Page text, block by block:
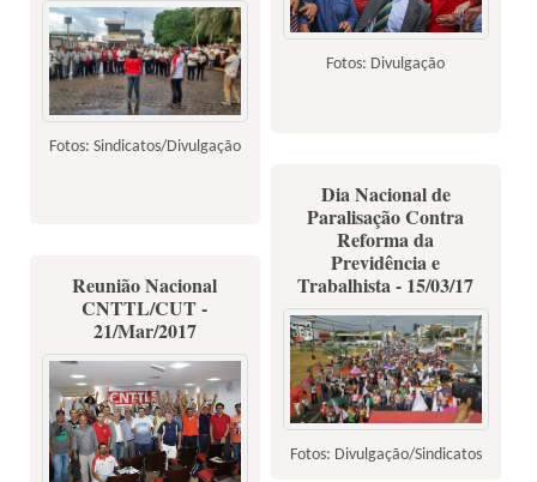
Fotos: Divulgação
Fotos: Sindicatos/Divulgação
Dia Nacional de
Paralisação Contra
Reforma da
Previdência e
Trabalhista - 15/03/17
Fotos: Divulgação/Sindicatos
Reunião Nacional
CNTTL/CUT -
21/Mar/2017